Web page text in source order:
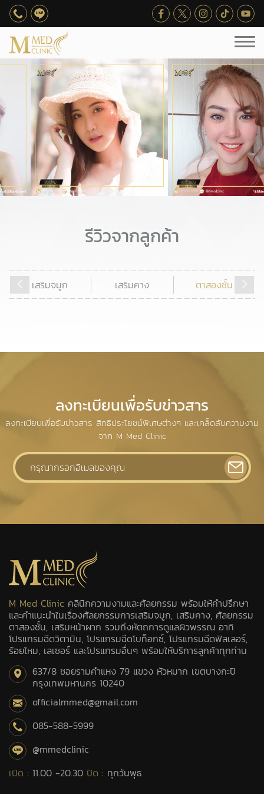
รีวิวจากลูกค้า
เสริมจมูก เสริมคาง ตาสองชั้น
ลงทะเบียนเพื่อรับข่าวสาร
ลงทะเบียนเพื่อรับข่าวสาร สิทธิประโยชน์พิเศษต่างๆ และเคล็ดลับความงาม
จาก M Med Clinic
M Med Clinic คลินิกความงามและศัลยกรรม พร้อมให้คำปรึกษา
และคำแนะนำในเรื่องศัลยกรรมการเสริมจมูก, เสริมคาง, ศัลยกรรม
ตาสองชั้น, เสริมหน้าผาก รวมถึงหัตถการดูแลผิวพรรณ อาทิ
โปรแกรมฉีดวิตามิน, โปรแกรมฉีดโบท็อกซ์, โปรแกรมฉีดฟิลเลอร์,
ร้อยไหม, เลเซอร์ และโปรแกรมอื่นๆ พร้อมให้บริการลูกค้าทุกท่าน
637/8 ซอยรามคำแหง 79 แขวง หัวหมาก เขตบางกะปิ
กรุงเทพมหานคร 10240
officialmmed@gmail.com
085-588-5999
@mmedclinic
เปิด : 11.00 -20.30 ปิด : ทุกวันพุธ